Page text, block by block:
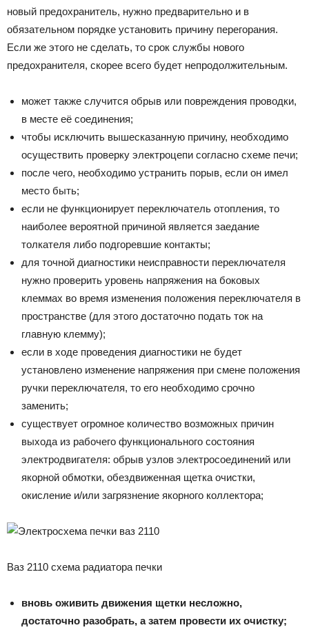
новый предохранитель, нужно предварительно и в
обязательном порядке установить причину перегорания.
Если же этого не сделать, то срок службы нового
предохранителя, скорее всего будет непродолжительным.
может также случится обрыв или повреждения проводки,
в месте её соединения;
чтобы исключить вышесказанную причину, необходимо
осуществить проверку электроцепи согласно схеме печи;
после чего, необходимо устранить порыв, если он имел
место быть;
если не функционирует переключатель отопления, то
наиболее вероятной причиной является заедание
толкателя либо подгоревшие контакты;
для точной диагностики неисправности переключателя
нужно проверить уровень напряжения на боковых
клеммах во время изменения положения переключателя в
пространстве (для этого достаточно подать ток на
главную клемму);
если в ходе проведения диагностики не будет
установлено изменение напряжения при смене положения
ручки переключателя, то его необходимо срочно
заменить;
существует огромное количество возможных причин
выхода из рабочего функционального состояния
электродвигателя: обрыв узлов электросоединений или
якорной обмотки, обездвиженная щетка очистки,
окисление и/или загрязнение якорного коллектора;
Ваз 2110 схема радиатора печки
вновь оживить движения щетки несложно,
достаточно разобрать, а затем провести их очистку;